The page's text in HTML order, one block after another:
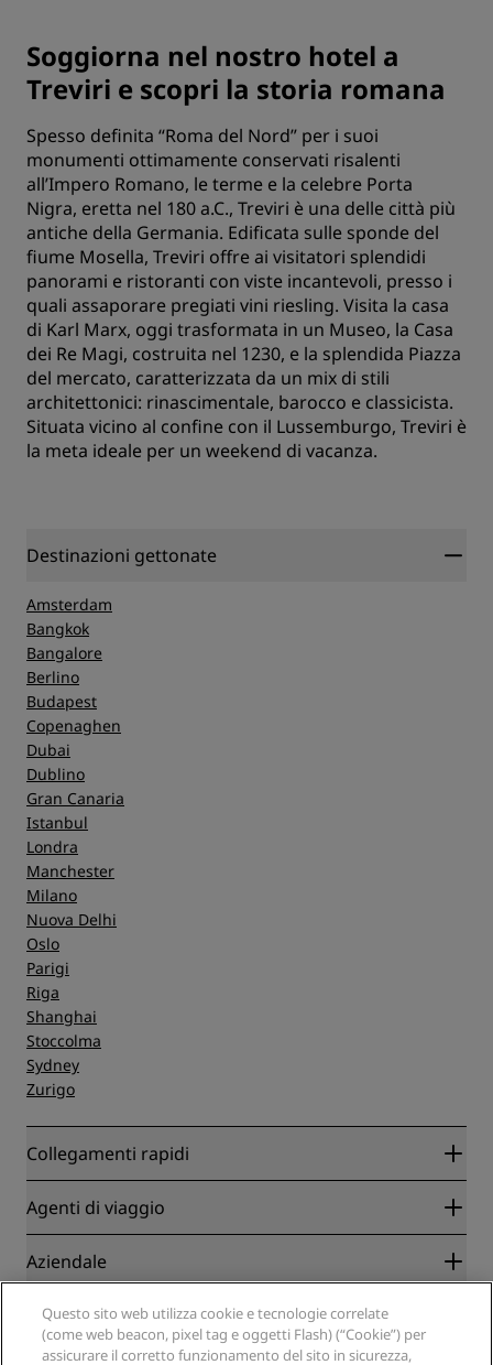
Soggiorna nel nostro hotel a
Treviri e scopri la storia romana
Spesso definita “Roma del Nord” per i suoi
monumenti ottimamente conservati risalenti
all’Impero Romano, le terme e la celebre Porta
Nigra, eretta nel 180 a.C., Treviri è una delle città più
antiche della Germania. Edificata sulle sponde del
fiume Mosella, Treviri offre ai visitatori splendidi
panorami e ristoranti con viste incantevoli, presso i
quali assaporare pregiati vini riesling. Visita la casa
di Karl Marx, oggi trasformata in un Museo, la Casa
dei Re Magi, costruita nel 1230, e la splendida Piazza
del mercato, caratterizzata da un mix di stili
architettonici: rinascimentale, barocco e classicista.
Situata vicino al confine con il Lussemburgo, Treviri è
la meta ideale per un weekend di vacanza.
Destinazioni gettonate
Amsterdam
Bangkok
Bangalore
Berlino
Budapest
Copenaghen
Dubai
Dublino
Gran Canaria
Istanbul
Londra
Manchester
Milano
Nuova Delhi
Oslo
Parigi
Riga
Shanghai
Stoccolma
Sydney
Zurigo
Collegamenti rapidi
Radisson Rewards
Blog
Destinazioni
APP Radisson Hotels
Hotel Approvati per sport
Agenti di viaggio
Partner
Agenti di viaggio
Aziendale
Radisson Hotel Group
Media
Opportunità di lavoro in RHG
Note legali
Questo sito web utilizza cookie e tecnologie correlate
(come web beacon, pixel tag e oggetti Flash) (“Cookie”) per
assicurare il corretto funzionamento del sito in sicurezza,